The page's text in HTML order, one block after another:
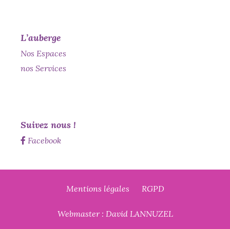
L’auberge
Nos Espaces
nos Services
Suivez nous !
Facebook
Mentions légales RGPD
Webmaster : David LANNUZEL